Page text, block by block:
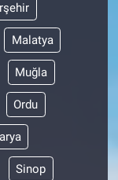
Malatya
Muğla
Ordu
Sinop